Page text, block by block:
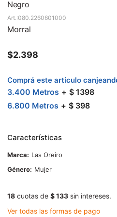
Negro
080.2260601000
Morral
$2.398
Comprá este artículo
3.400 Metros $ 1398
6.800 Metros $ 398
Características
Marca
Las Oreiro
Género
Mujer
18 cuotas de $ 133 sin intereses.
Ver todas las formas de pago